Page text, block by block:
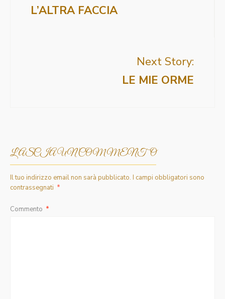
L’ALTRA FACCIA
Next Story:
LE MIE ORME
LASCIA UN COMMENTO
Il tuo indirizzo email non sarà pubblicato. I campi obbligatori sono
contrassegnati *
Commento *